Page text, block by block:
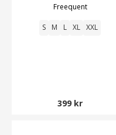
Freequent
S M L XL XXL
399 kr